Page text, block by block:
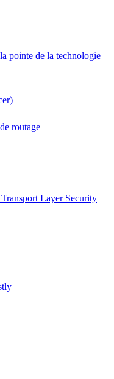
pointe de la technologie
routage
Layer Security